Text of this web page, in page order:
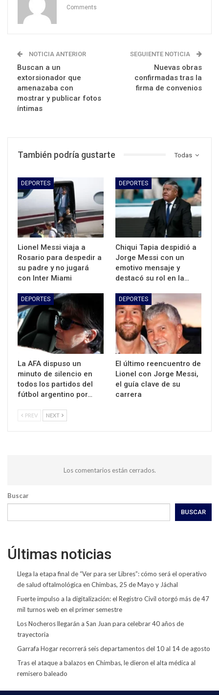
Comments
NOTICIA ANTERIOR
Buscan a un
extorsionador que
amenazaba con
mostrar y publicar fotos
íntimas
SEGUIENTE NOTICIA
Nuevas obras
confirmadas tras la
firma de convenios
Todas
También podría gustarte
DEPORTES
Lionel Messi viaja a
Rosario para despedir a
su padre y no jugará
con Inter Miami
DEPORTES
Chiqui Tapia despidió a
Jorge Messi con un
emotivo mensaje y
destacó su rol en la…
DEPORTES
La AFA dispuso un
minuto de silencio en
todos los partidos del
fútbol argentino por…
DEPORTES
El último reencuentro de
Lionel con Jorge Messi,
el guía clave de su
carrera
PREV NEXT
Los comentarios están cerrados.
Buscar
BUSCAR
Últimas noticias
Llega la etapa final de “Ver para ser Libres”: cómo será el operativo
de salud oftalmológica en Chimbas, 25 de Mayo y Jáchal
Fuerte impulso a la digitalización: el Registro Civil otorgó más de 47
mil turnos web en el primer semestre
Los Nocheros llegarán a San Juan para celebrar 40 años de
trayectoria
Garrafa Hogar recorrerá seis departamentos del 10 al 14 de agosto
Tras el ataque a balazos en Chimbas, le dieron el alta médica al
remisero baleado